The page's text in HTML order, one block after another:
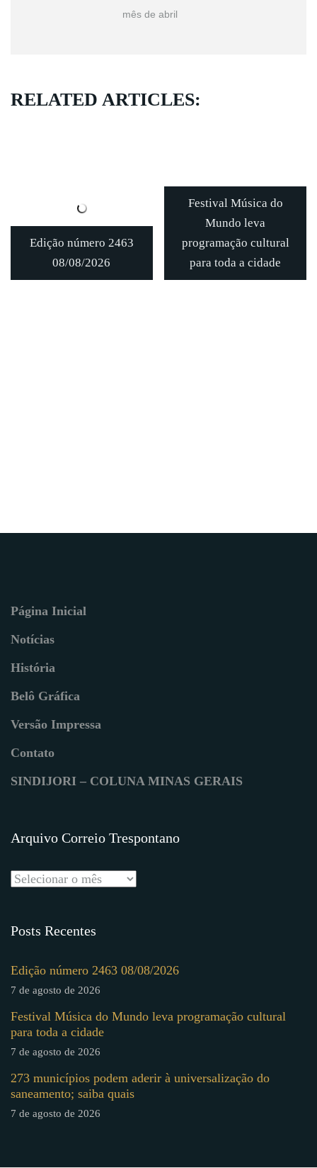
mês de abril
RELATED ARTICLES:
Edição número 2463
08/08/2026
Festival Música do
Mundo leva
programação cultural
para toda a cidade
Página Inicial
Notícias
História
Belô Gráfica
Versão Impressa
Contato
SINDIJORI – COLUNA MINAS GERAIS
Arquivo Correio Trespontano
Posts Recentes
Edição número 2463 08/08/2026
7 de agosto de 2026
Festival Música do Mundo leva programação cultural
para toda a cidade
7 de agosto de 2026
273 municípios podem aderir à universalização do
saneamento; saiba quais
7 de agosto de 2026